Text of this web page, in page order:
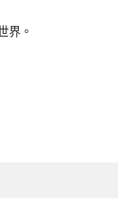
界。